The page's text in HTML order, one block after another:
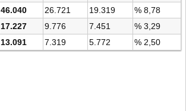
46.040 26.721 19.319
% 8,78
17.227 9.776 7.451
% 3,29
13.091 7.319 5.772 % 2,50